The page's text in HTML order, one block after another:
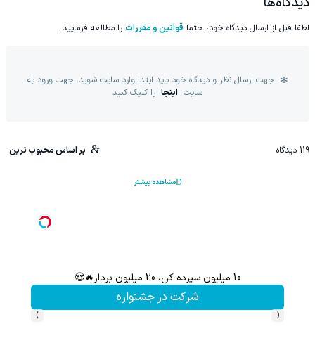
لطفا قبل از ارسال دیدگاه خود، حتما قوانین و مقررات را مطالعه فرمایید.
جهت ارسال نظر و دیدگاه خود باید ابتدا وارد سایت شوید. جهت ورود به
سایت اینجا را کلیک کنید
119 دیدگاه بر اساس محبوب ترین
مشاهده بیشتر
10 میلیون سپرده کن، 20 میلیون بردار🔥😍
شرکت در جشنواره
‹
›